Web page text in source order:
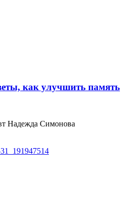
как улучшить память
Надежда Симонова